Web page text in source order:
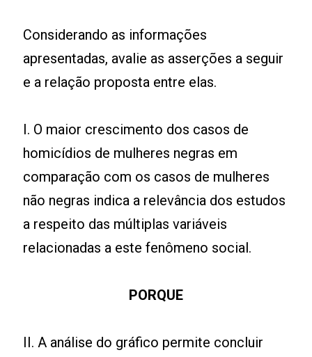
Considerando as informações
apresentadas, avalie as asserções a seguir
e a relação proposta entre elas.
I. O maior crescimento dos casos de
homicídios de mulheres negras em
comparação com os casos de mulheres
não negras indica a relevância dos estudos
a respeito das múltiplas variáveis
relacionadas a este fenômeno social.
PORQUE
II. A análise do gráfico permite concluir